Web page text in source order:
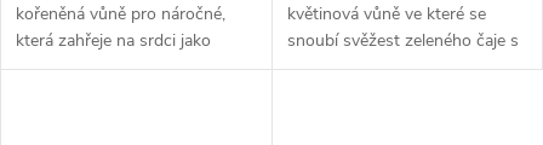
kořeněná vůně pro náročné,
která zahřeje na srdci jako
útulný domácí krb. Tóny
květinová vůně ve které se
snoubí svěžest zeleného čaje s
ovocným nádechem